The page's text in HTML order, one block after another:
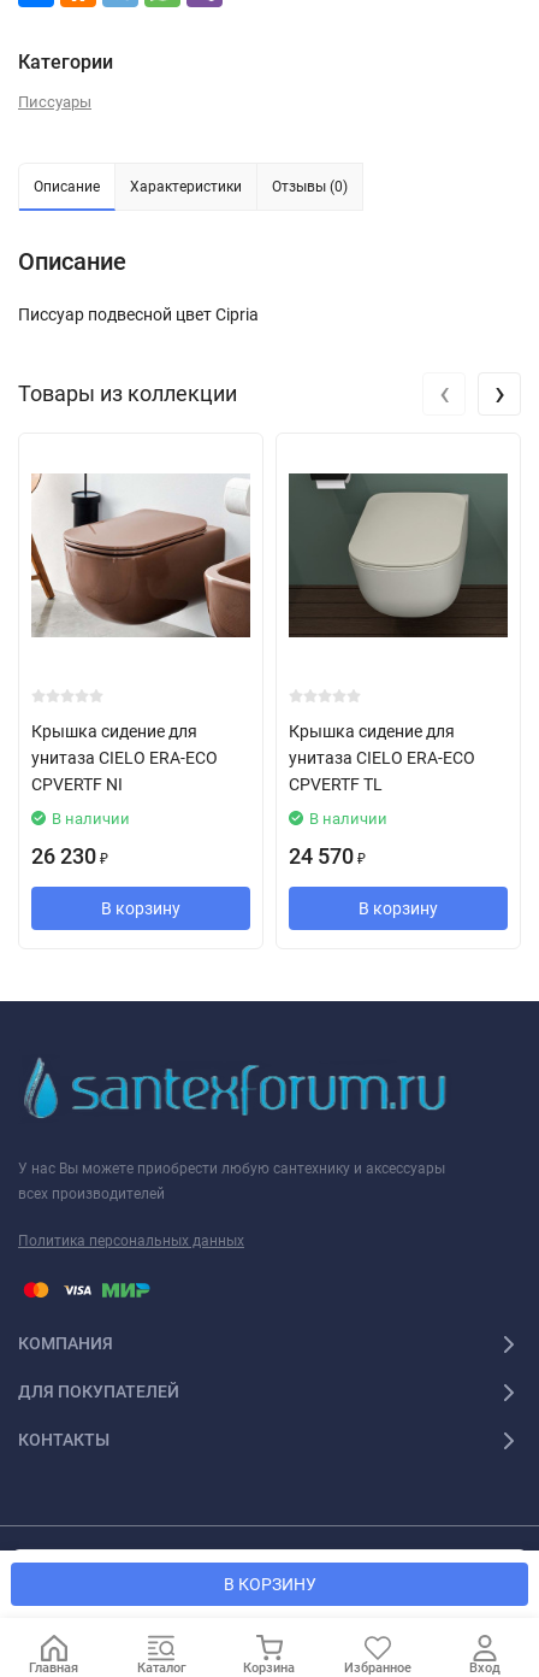
В КОРЗИНУ
Категории
Писсуары
Описание Характеристики Отзывы (0)
Описание
Писсуар подвесной цвет Cipria
Товары из коллекции
Крышка сидение для
унитаза CIELO ERA-ECO
CPVERTF NI
В наличии
26 230 ₽
В корзину
Крышка сидение для
унитаза CIELO ERA-ECO
CPVERTF TL
В наличии
24 570 ₽
В корзину
‹ ›
У нас Вы можете приобрести любую сантехнику и аксессуары
всех производителей
Политика персональных данных
КОМПАНИЯ
ДЛЯ ПОКУПАТЕЛЕЙ
КОНТАКТЫ
Главная Каталог Корзина Избранное Вход